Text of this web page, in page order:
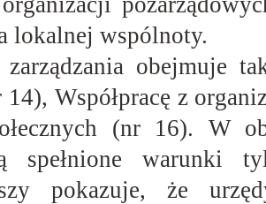
lokalnej wspólnoty.
zarządzania obejmuje
14), Współpracę z
(nr 16). W
spełnione warunki
pokazuje, że